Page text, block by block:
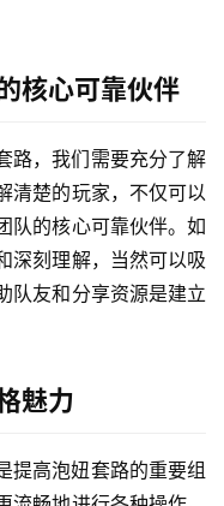
核心可靠伙伴
路，我们需要充分了解
清楚的玩家，不仅可以
队的核心可靠伙伴。如
深刻理解，当然可以吸
队友和分享资源是建立
魅力
提高泡妞套路的重要组